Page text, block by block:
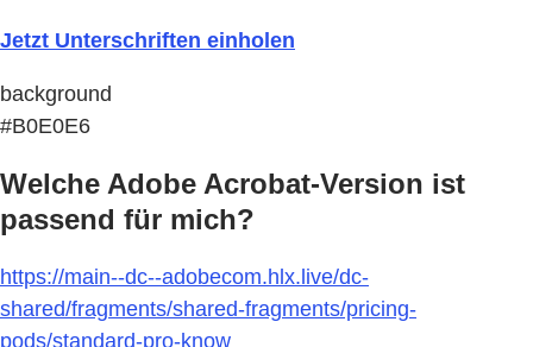
Jetzt Unterschriften einholen
background
#B0E0E6
Welche Adobe Acrobat-Version ist
passend für mich?
https://main--dc--adobecom.hlx.live/dc-
shared/fragments/shared-fragments/pricing-
pods/standard-pro-know